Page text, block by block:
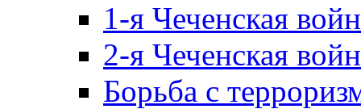
1-я Чеченская
2-я Чеченская
Борьба с